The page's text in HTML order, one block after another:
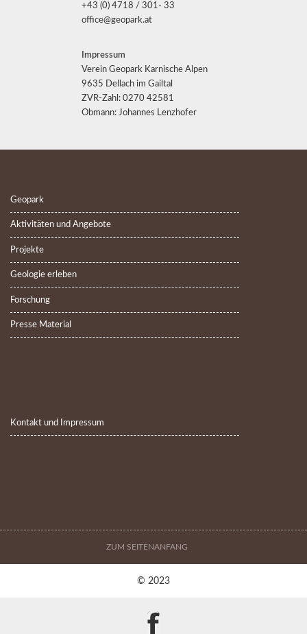
+43 (0) 4718 / 301- 33
office@geopark.at
Impressum
Verein Geopark Karnische Alpen
9635 Dellach im Gailtal
ZVR-Zahl: 0270 42581
Obmann: Johannes Lenzhofer
Geopark
Aktivitäten und Angebote
Projekte
Geologie erleben
Forschung
Presse Material
Kontakt und Impressum
ZUM SEITENANFANG
© 2023